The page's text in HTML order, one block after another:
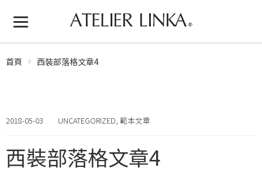
首頁 西裝部落格文章4
2018-05-03 UNCATEGORIZED, 範本文章
西裝部落格文章4